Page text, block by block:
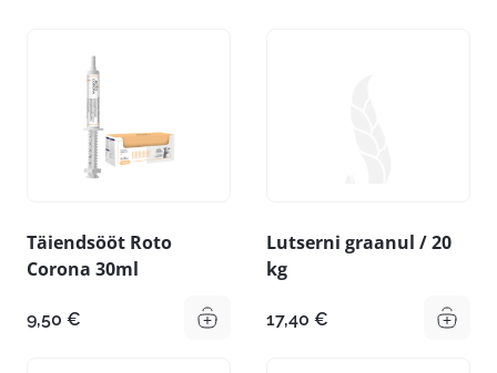
Täiendsööt Roto
Corona 30ml
9,50 €
Lutserni graanul / 20
kg
17,40 €